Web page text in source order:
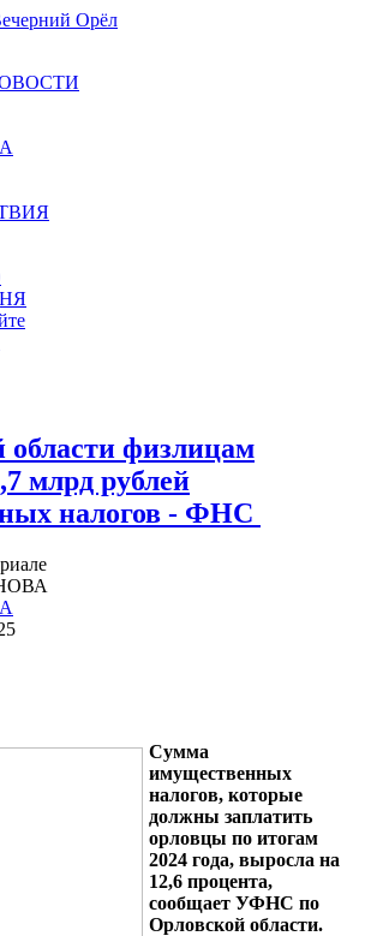
Орёл
области физлицам
млрд рублей
налогов - ФНС
Сумма
имущественных
налогов, которые
должны заплатить
орловцы по итогам
2024 года, выросла на
12,6 процента,
сообщает УФНС по
Орловской области.